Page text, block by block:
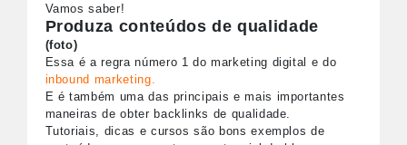
Vamos saber!
Produza conteúdos de qualidade
(foto)
Essa é a regra número 1 do marketing digital e do
inbound marketing.
E é também uma das principais e mais importantes
maneiras de obter backlinks de qualidade.
Tutoriais, dicas e cursos são bons exemplos de